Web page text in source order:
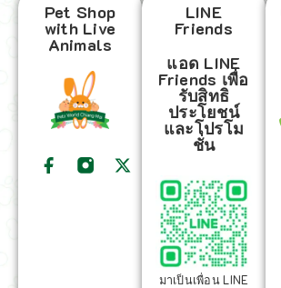
Pet Shop
with Live
Animals
LINE
Friends
แอด LINE
Friends เพื่อ
รับสิทธิ
ประโยชน์
และโปรโม
ชั่น
มาเป็นเพื่อน LINE